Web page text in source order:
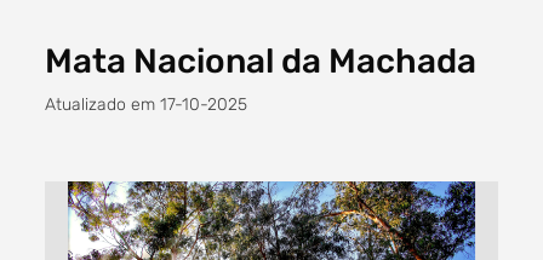
Filtro dos anos
Mata Nacional da Machada
Atualizado em 17-10-2025